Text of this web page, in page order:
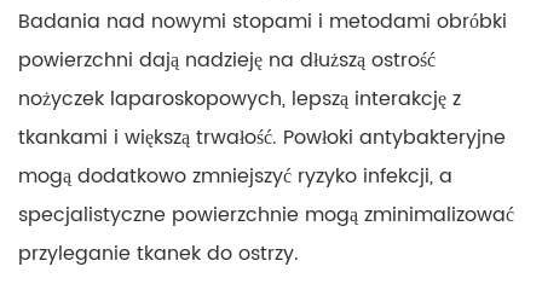
Badania nad nowymi stopami i metodami obróbki
powierzchni dają nadzieję na dłuższą ostrość
nożyczek laparoskopowych, lepszą interakcję z
tkankami i większą trwałość. Powłoki antybakteryjne
mogą dodatkowo zmniejszyć ryzyko infekcji, a
specjalistyczne powierzchnie mogą zminimalizować
przyleganie tkanek do ostrzy.